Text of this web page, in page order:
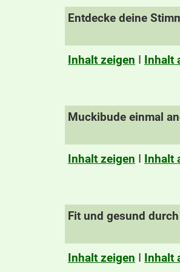
Entdecke deine
Inhalt zeigen I Inhalt
Muckibude einmal
Inhalt zeigen I Inhalt
Fit und gesund
Inhalt zeigen I Inhalt